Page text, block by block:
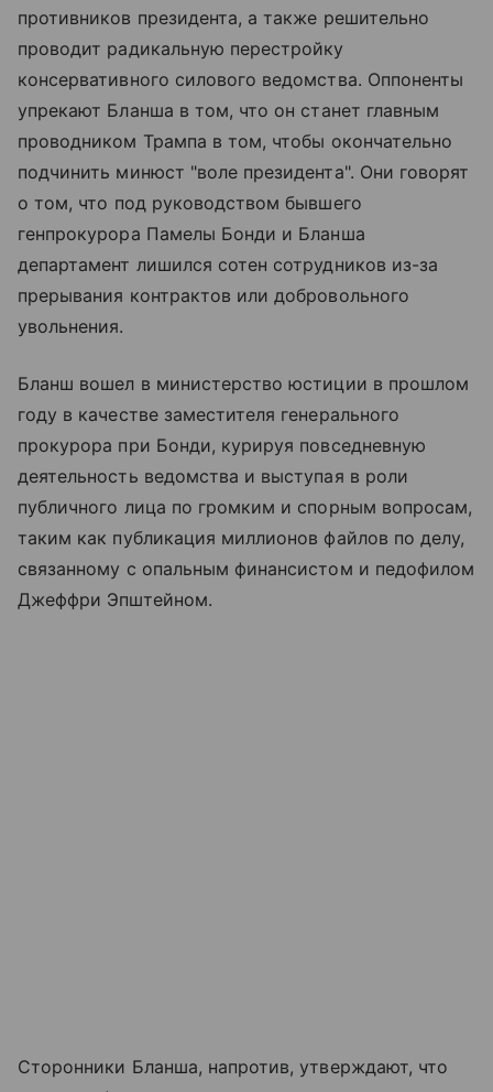
противников президента, а также решительно
проводит радикальную перестройку
консервативного силового ведомства. Оппоненты
упрекают Бланша в том, что он станет главным
проводником Трампа в том, чтобы окончательно
подчинить минюст "воле президента". Они говорят
о том, что под руководством бывшего
генпрокурора Памелы Бонди и Бланша
департамент лишился сотен сотрудников из-за
прерывания контрактов или добровольного
увольнения.
Бланш вошел в министерство юстиции в прошлом
году в качестве заместителя генерального
прокурора при Бонди, курируя повседневную
деятельность ведомства и выступая в роли
публичного лица по громким и спорным вопросам,
таким как публикация миллионов файлов по делу,
связанному с опальным финансистом и педофилом
Джеффри Эпштейном.
Сторонники Бланша, напротив, утверждают, что